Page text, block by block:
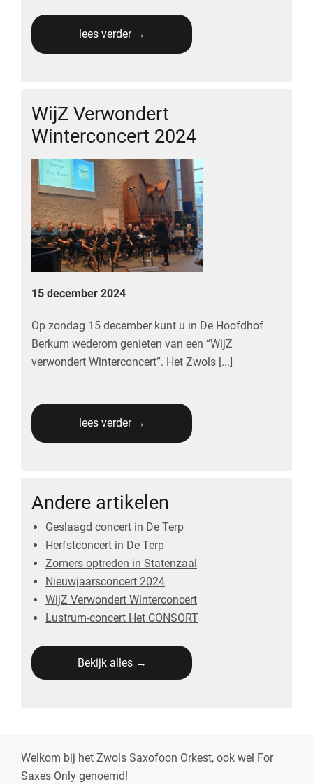
lees verder →
WijZ Verwondert
Winterconcert 2024
15 december 2024
Op zondag 15 december kunt u in De Hoofdhof
Berkum wederom genieten van een “WijZ
verwondert Winterconcert”. Het Zwols [...]
lees verder →
Andere artikelen
Geslaagd concert in De Terp
Herfstconcert in De Terp
Zomers optreden in Statenzaal
Nieuwjaarsconcert 2024
WijZ Verwondert Winterconcert
Lustrum-concert Het CONSORT
Bekijk alles →
Welkom bij het Zwols Saxofoon Orkest, ook wel For
Saxes Only genoemd!